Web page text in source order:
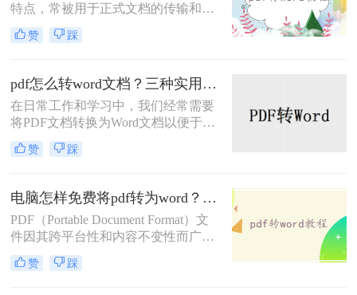
特点，常被用于正式文档的传输和存
档。然而，当我们需要编辑PDF内容
时，将其转换为Word文档是常见需
绍两种实用的PDF转Word方法，帮助
你轻松完成格式转换。
赞 踩
pdf怎么转word文档？三种实用方法介绍!
在日常工作和学习中，我们经常需要
将PDF文档转换为Word文档以便于编
辑和修改。那么pdf怎么转word文档
呢？本文将介绍三种实用的PDF转
缺点和适用场景，希望能帮助您找到
最适合自己的转换方式。
赞 踩
电脑怎样免费将pdf转为word？推荐2种好用方法！
PDF（Portable Document Format）文
件因其跨平台性和内容不变性而广泛
应用于各种场合。然而，有时我们需
要对PDF文件进行编辑或修改，这时
赞 踩